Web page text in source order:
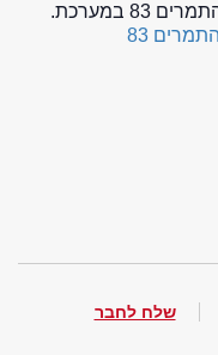
במערכת.
83
שלח לחבר